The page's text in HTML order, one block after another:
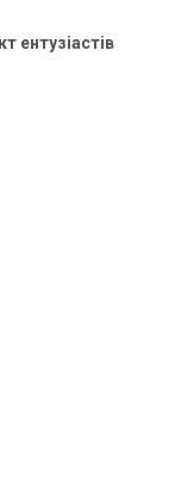
ентузіастів